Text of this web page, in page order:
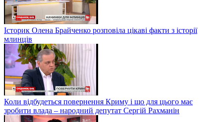
Історик Олена Брайченко розповіла цікаві факти з історії
млинців
Коли відбудеться повернення Криму і що для цього має
зробити влада – народний депутат Сергій Рахманін